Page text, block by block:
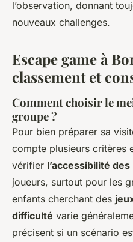
l’observation, donnant
nouveaux challenges.
Escape game à
classement et
Comment choisir le
groupe ?
Pour bien préparer sa
compte plusieurs critères
vérifier l’accessibilité
joueurs, surtout pour les
enfants cherchant des
difficulté varie
précisent si un scénario